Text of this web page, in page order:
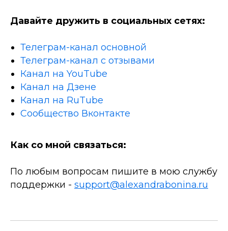
Давайте дружить в социальных сетях:
Телеграм-канал основной
Телеграм-канал с отзывами
Канал на YouTube
Канал на Дзене
Канал на RuTube
Сообщество Вконтакте
Как со мной связаться:
По любым вопросам пишите в мою службу
поддержки - support@alexandrabonina.ru